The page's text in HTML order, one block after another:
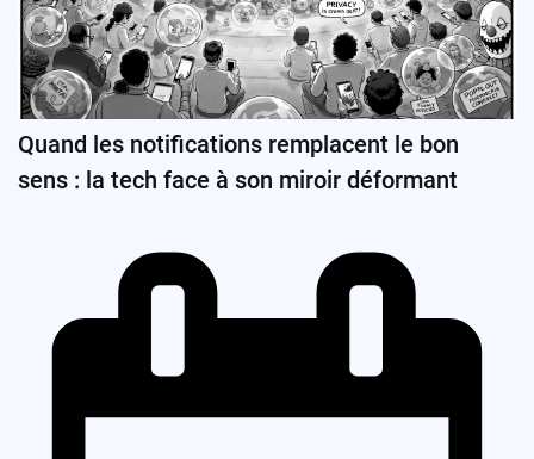
Quand les notifications remplacent le bon
sens : la tech face à son miroir déformant